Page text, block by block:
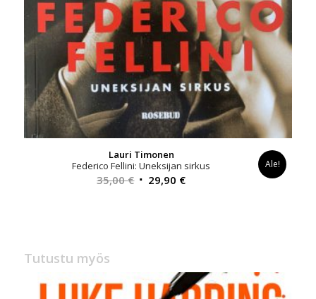
Lauri Timonen
Federico Fellini: Uneksijan sirkus
35,00€ Alkuperäinen
29,90 €Nykyinen
Ale!
Tutustu myös